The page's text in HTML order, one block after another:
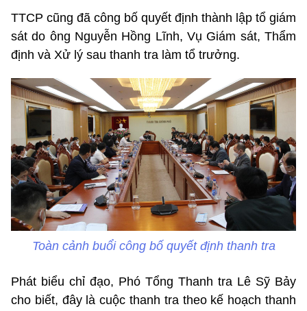
TTCP cũng đã công bố quyết định thành lập tổ giám
sát do ông Nguyễn Hồng Lĩnh, Vụ Giám sát, Thẩm
định và Xử lý sau thanh tra làm tổ trưởng.
Toàn cảnh buổi công bố quyết định thanh tra
Phát biểu chỉ đạo, Phó Tổng Thanh tra Lê Sỹ Bảy
cho biết, đây là cuộc thanh tra theo kế hoạch thanh